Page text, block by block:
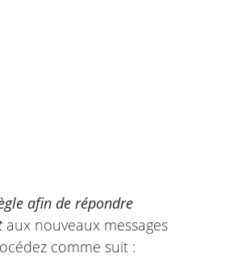
afin de répondre
aux nouveaux messages
comme suit :